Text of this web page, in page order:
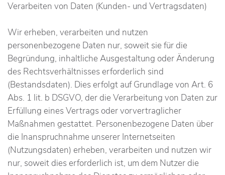
Verarbeiten von Daten (Kunden- und Vertragsdaten)
Wir erheben, verarbeiten und nutzen
personenbezogene Daten nur, soweit sie für die
Begründung, inhaltliche Ausgestaltung oder Änderung
des Rechtsverhältnisses erforderlich sind
(Bestandsdaten). Dies erfolgt auf Grundlage von Art. 6
Abs. 1 lit. b DSGVO, der die Verarbeitung von Daten zur
Erfüllung eines Vertrags oder vorvertraglicher
Maßnahmen gestattet. Personenbezogene Daten über
die Inanspruchnahme unserer Internetseiten
(Nutzungsdaten) erheben, verarbeiten und nutzen wir
nur, soweit dies erforderlich ist, um dem Nutzer die